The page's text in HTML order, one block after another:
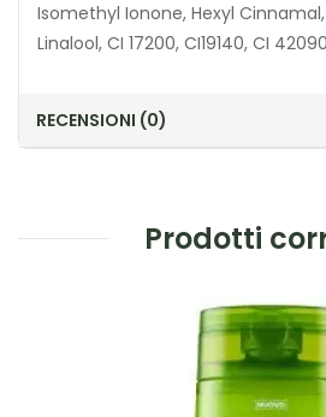
Isomethyl Ionone, Hexyl
Linalool, CI 17200, CI19140, CI 42090
RECENSIONI (0)
Prodotti